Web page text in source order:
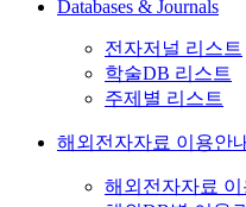
Databases & Journals
전자저널 리스트
학술DB 리스트
주제별 리스트
해외전자자료 이용안
해외전자자료 이